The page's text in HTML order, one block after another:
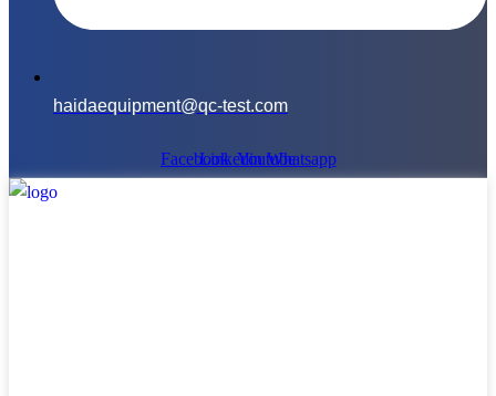
haidaequipment@qc-test.com
FacebookLinkedinYoutubeWhatsapp